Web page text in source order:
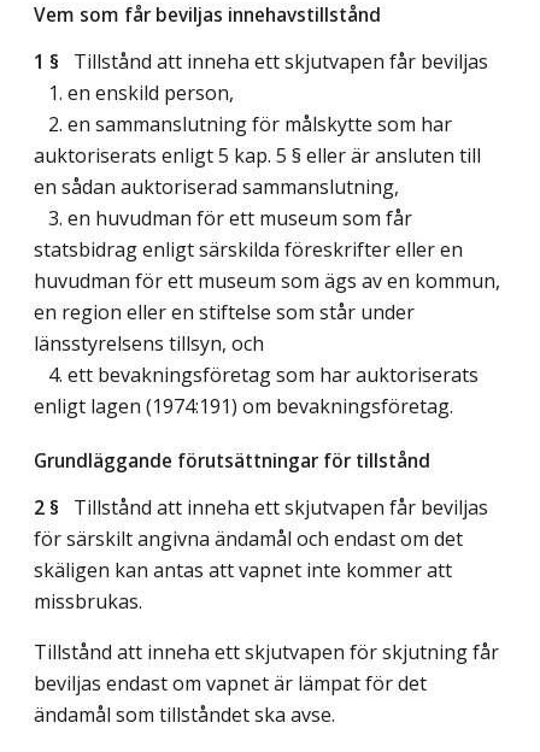
Vem som får beviljas innehavstillstånd
1 § Tillstånd att inneha ett skjutvapen får beviljas
1. en enskild person,
2. en sammanslutning för målskytte som har
auktoriserats enligt 5 kap. 5 § eller är ansluten till
en sådan auktoriserad sammanslutning,
3. en huvudman för ett museum som får
statsbidrag enligt särskilda föreskrifter eller en
huvudman för ett museum som ägs av en kommun,
en region eller en stiftelse som står under
länsstyrelsens tillsyn, och
4. ett bevakningsföretag som har auktoriserats
enligt lagen (1974:191) om bevakningsföretag.
Grundläggande förutsättningar för tillstånd
2 § Tillstånd att inneha ett skjutvapen får beviljas
för särskilt angivna ändamål och endast om det
skäligen kan antas att vapnet inte kommer att
missbrukas.
Tillstånd att inneha ett skjutvapen för skjutning får
beviljas endast om vapnet är lämpat för det
ändamål som tillståndet ska avse.